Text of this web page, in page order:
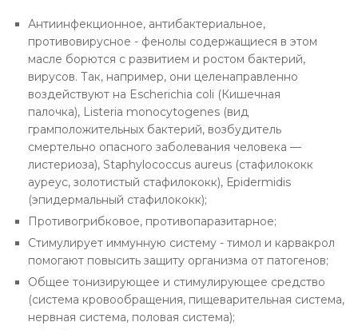
Антиинфекционное, антибактериальное,
противовирусное - фенолы содержащиеся в этом
масле борются с развитием и ростом бактерий,
вирусов. Так, например, они целенаправленно
воздействуют на Escherichia coli (Кишечная
палочка), Listeria monocytogenes (вид
грамположительных бактерий, возбудитель
смертельно опасного заболевания человека —
листериоза), Staphylococcus aureus (стафилококк
ауреус, золотистый стафилококк), Еpidermidis
(эпидермальный стафилококк);
Противогрибковое, противопаразитарное;
Стимулирует иммунную систему - тимол и карвакрол
помогают повысить защиту организма от патогенов;
Общее тонизирующее и стимулирующее средство
(система кровообращения, пищеварительная система,
нервная система, половая система);